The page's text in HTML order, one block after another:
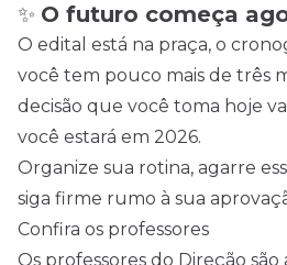
✨ O futuro começa
O edital está na praça, o
você tem pouco mais de três
decisão que você toma hoje
você estará em 2026.
Organize sua rotina, agarre
siga firme rumo à sua
Confira os professores
Os professores do Direção são